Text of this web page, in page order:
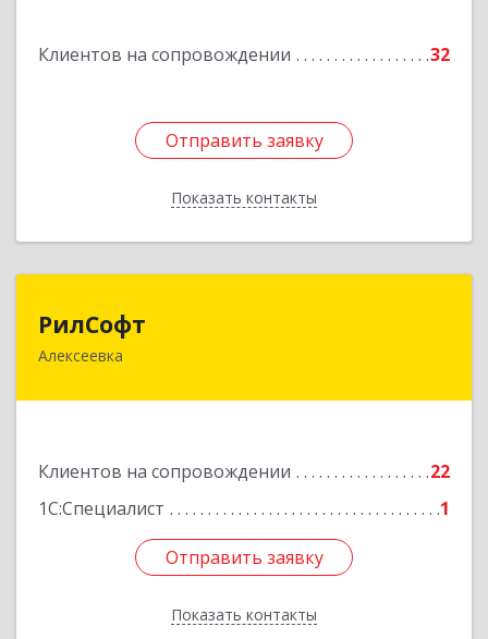
Клиентов на сопровождении 32
Отправить заявку
Показать контакты
Отправить заявку
Назад
РилСофт
Алексеевка
Клиентов на сопровождении
22
1С:Специалист
1
Отправить заявку
Показать контакты
309850, Белгородская обл, Алексеевский р-н,
Отправить заявку
Назад